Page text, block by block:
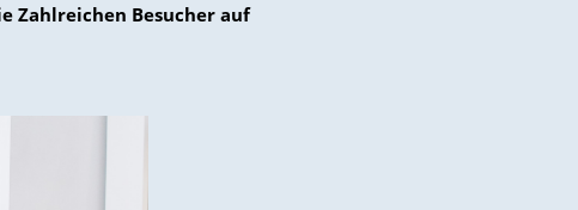
Zahlreichen Besucher auf